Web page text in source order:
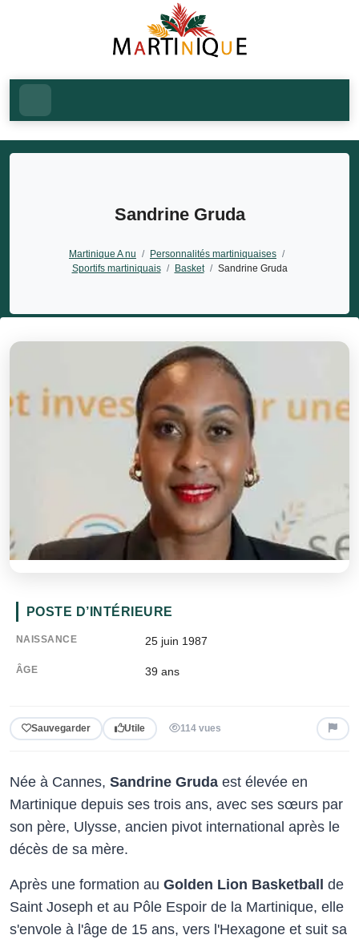
Sandrine Gruda
Martinique A nu / Personnalités martiniquaises /
Sportifs martiniquais / Basket / Sandrine Gruda
POSTE D’INTÉRIEURE
NAISSANCE 25 juin 1987
ÂGE 39 ans
Sauvegarder Utile 114 vues
Née à Cannes, Sandrine Gruda est élevée en
Martinique depuis ses trois ans, avec ses sœurs par
son père, Ulysse, ancien pivot international après le
décès de sa mère.
Après une formation au Golden Lion Basketball
de
Saint Joseph et au Pôle Espoir de la Martinique, elle
s'envole à l'âge de 15 ans, vers l'Hexagone et suit sa